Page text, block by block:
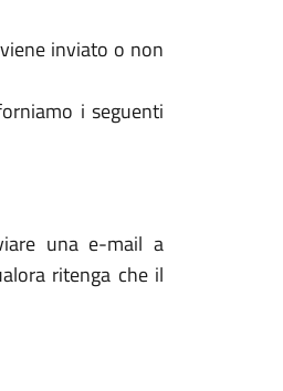
inviato o non
i seguenti
una e-mail a
ritenga che il